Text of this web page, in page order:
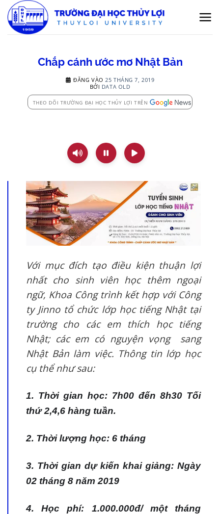
qua
nội
Chắp cánh ước mơ Nhật Bản
ĐĂNG VÀO 25 THÁNG 7, 2019
BỞI DATA OLD
THEO DÕI TRƯỜNG ĐẠI HỌC THỦY LỢI TRÊN
Với mục đích tạo điều kiện thuận lợi
nhất cho sinh viên học thêm ngoại
ngữ, Khoa Công trình kết hợp với Công
ty Jinno tổ chức lớp học tiếng Nhật tại
trường cho các em thích học tiếng
Nhật; các em có nguyện vọng sang
Nhật Bản làm việc. Thông tin lớp học
cụ thể như sau:
1. Thời gian học: 7h00 đến 8h30 Tối
thứ 2,4,6 hàng tuần.
2. Thời lượng học: 6 tháng
3. Thời gian dự kiến khai giảng: Ngày
02 tháng 8 năm 2019
4. Học phí: 1.000.000đ/ một tháng